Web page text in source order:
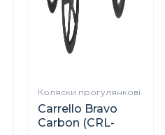
Коляски прогулянкові
Carrello Bravo
Carbon (CRL-